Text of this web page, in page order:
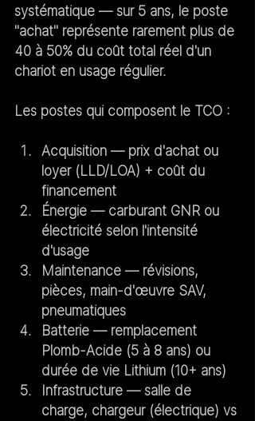
systématique — sur 5 ans, le poste
"achat" représente rarement plus de
40 à 50% du coût total réel d'un
chariot en usage régulier.
Les postes qui composent le TCO :
Acquisition — prix d'achat ou
loyer (LLD/LOA) + coût du
financement
Énergie — carburant GNR ou
électricité selon l'intensité
d'usage
Maintenance — révisions,
pièces, main-d'œuvre SAV,
pneumatiques
Batterie — remplacement
Plomb-Acide (5 à 8 ans) ou
durée de vie Lithium (10+ ans)
Infrastructure — salle de
charge, chargeur (électrique) vs